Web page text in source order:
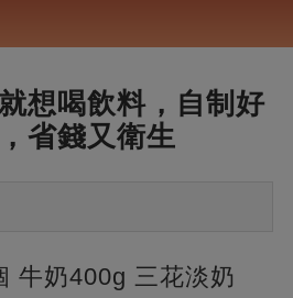
想喝飲料，自制好
省錢又衛生
牛奶400g 三花淡奶